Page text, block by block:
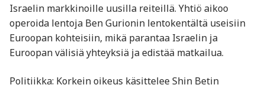
Israelin markkinoille uusilla reiteillä. Yhtiö aikoo
operoida lentoja Ben Gurionin lentokentältä useisiin
Euroopan kohteisiin, mikä parantaa Israelin ja
Euroopan välisiä yhteyksiä ja edistää matkailua. ​
Politiikka: Korkein oikeus käsittelee Shin Betin